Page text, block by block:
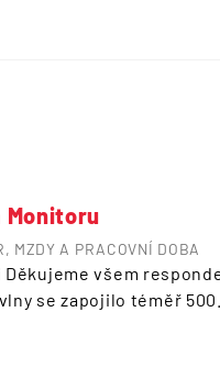
Monitoru
MZDY A PRACOVNÍ DOBA
všem
se zapojilo téměř